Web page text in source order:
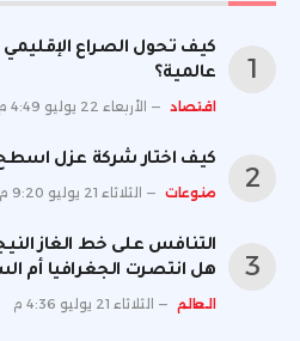
كيف تحول الصراع الإقليمي
عالمية؟
اقتصاد الأربعاء 22 يوليو 4:49 م
كيف اختار شركة عزل اسطح
منوعات الثلاثاء 21 يوليو 9:20 م
التنافس على خط الغاز
هل انتصرت الجغرافيا أم
العالم الثلاثاء 21 يوليو 4:36 م